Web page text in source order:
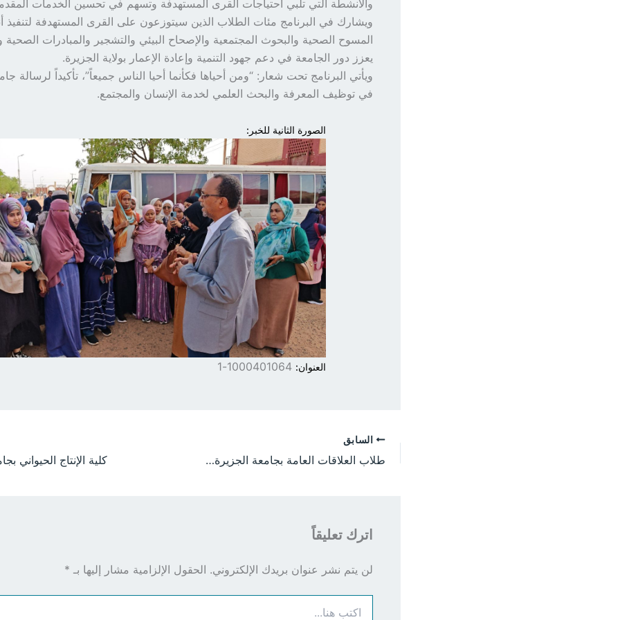
والأنشطة التي تلبي احتياجات القرى المستهدفة وتسهم في تحسين الخدمات
ويشارك في البرنامج مئات الطلاب الذين سيتوزعون على القرى المستهدفة
المسوح الصحية والبحوث المجتمعية والإصحاح البيئي والتشجير والمبادرات الصحية
يعزز دور الجامعة في دعم جهود التنمية وإعادة الإعمار بولاية الجزيرة.
ويأتي البرنامج تحت شعار: “ومن أحياها فكأنما أحيا الناس جميعاً”، تأكيداً لرسالة
في توظيف المعرفة والبحث العلمي لخدمة الإنسان والمجتمع.
الصورة الثانية للخبر:
العنوان: 1000401064-1
السابق
طلاب العلاقات العامة بجامعة الجزيرة يتلقون تدريباً عملياً في المراسم والبروتوكول بقصر الضيافة بود مدني
اترك تعليقاً
لن يتم نشر عنوان بريدك الإلكتروني. الحقول الإلزامية مشار إليها بـ *
هنا...